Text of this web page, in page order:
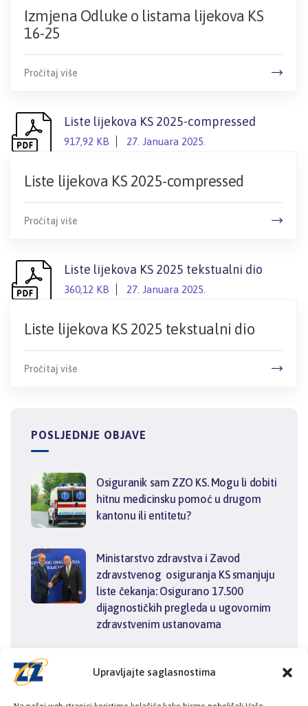
Upravljajte saglasnostima
Izmjena Odluke o listama lijekova KS
16-25
Pročitaj više
Liste lijekova KS 2025-compressed
917,92 KB 27. Januara 2025.
Liste lijekova KS 2025-compressed
Pročitaj više
Liste lijekova KS 2025 tekstualni dio
360,12 KB 27. Januara 2025.
Liste lijekova KS 2025 tekstualni dio
Pročitaj više
POSLJEDNJE OBJAVE
Osiguranik sam ZZO KS. Mogu li dobiti
hitnu medicinsku pomoć u drugom
kantonu ili entitetu?
Ministarstvo zdravstva i Zavod
zdravstvenog osiguranja KS smanjuju
liste čekanja: Osigurano 17.500
dijagnostičkih pregleda u ugovornim
zdravstvenim ustanovama
oboljele od reumatoidnog artritisa u